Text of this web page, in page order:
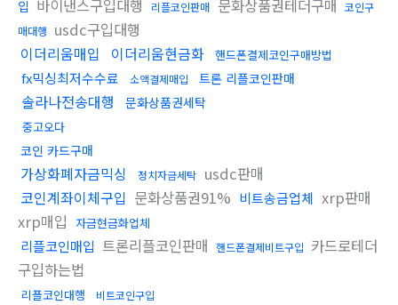
입 바이낸스구입대행 리플코인판매 문화상품권테더구매 코인구
매대행 usdc구입대행
이더리움매입
이더리움현금화 핸드폰결제코인구매방법
fx믹싱최저수수료 소액결제매입 트론 리플코인판매
솔라나전송대행 문화상품권세탁
중고오다
코인 카드구매
가상화폐자금믹싱 정치자금세탁 usdc판매
코인계좌이체구입 문화상품권91% 비트송금업체 xrp판매
xrp매입
자금현금화업체
리플코인매입 트론리플코인판매 핸드폰결제비트구입 카드로테더
구입하는법
리플코인대행 비트코인구입